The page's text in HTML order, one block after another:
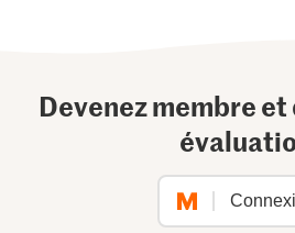
Devenez membre